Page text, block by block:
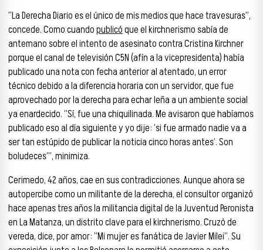
“La Derecha Diario es el único de mis medios que hace travesuras”,
concede. Como cuandopublicóque el kirchnerismo sabía de
antemano sobre el intento de asesinato contra Cristina Kirchner
porque el canal de televisión C5N (afín a la vicepresidenta) había
publicado una nota con fecha anterior al atentado, un error
técnico debido a la diferencia horaria con un servidor, que fue
aprovechado por la derecha para echar leña a un ambiente social
ya enardecido. “Sí, fue una chiquilinada. Me avisaron que habíamos
publicado eso al día siguiente y yo dije: ‘si fue armado nadie va a
ser tan estúpido de publicar la noticia cinco horas antes’. Son
boludeces’”, minimiza.
Cerimedo, 42 años, cae en sus contradicciones. Aunque ahora se
autopercibe como un militante de la derecha, el consultor organizó
hace apenas tres años la militancia digital de la Juventud Peronista
en La Matanza, un distrito clave para el kirchnerismo. Cruzó de
vereda, dice, por amor: “Mi mujer es fanática de Javier Milei”. Su